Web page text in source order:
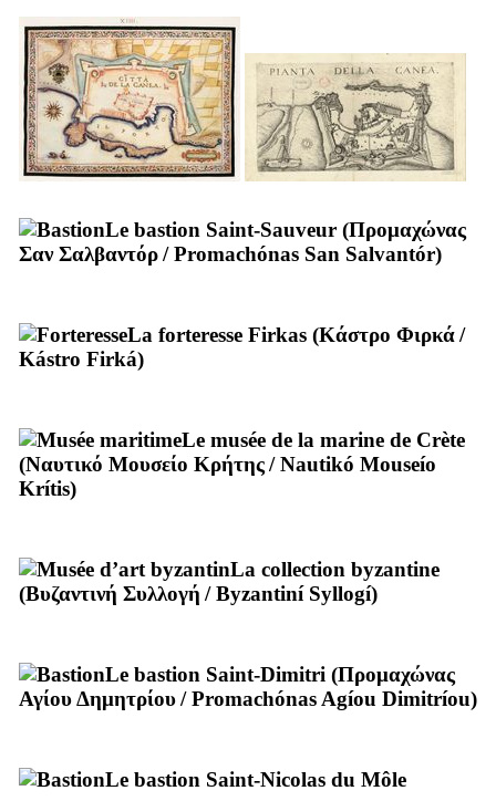
Le bastion Saint-Sauveur (Προμαχώνας
Σαν Σαλβαντόρ/Promachónas San Salvantór)
La forteresse Firkas (Κάστρο Φιρκά/
Kástro Firká)
Le musée de la marine de Crète
(Ναυτικό Μουσείο Κρήτης/Nautikó Mouseío
Krítis)
La collection byzantine
(Βυζαντινή Συλλογή /Byzantiní Syllogí)
Le bastion Saint-Dimitri (Προμαχώνας
Αγίου Δημητρίου/Promachónas Agíou Dimitríou)
Le bastion Saint-Nicolas du Môle